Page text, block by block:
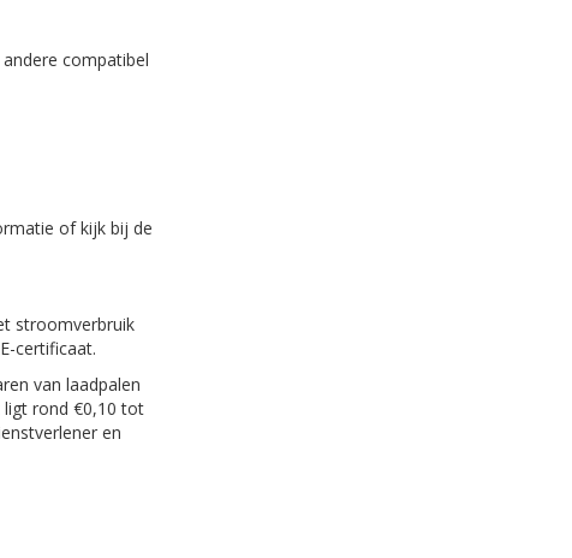
compatibel
of kijk bij de
stroomverbruik
certificaat.
van laadpalen
ligt rond €0,10 tot
en